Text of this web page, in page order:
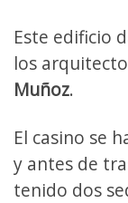
Este edificio
los
Muñoz.
El casino se
y antes de
tenido dos